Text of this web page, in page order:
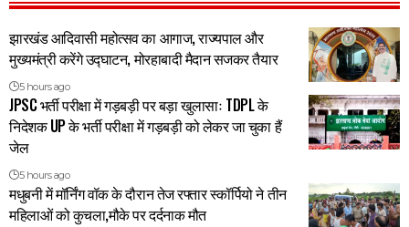
झारखंड आदिवासी महोत्सव का आगाज, राज्यपाल और
मुख्यमंत्री करेंगे उद्घाटन, मोरहाबादी मैदान सजकर तैयार
5 hours ago
JPSC भर्ती परीक्षा में गड़बड़ी पर बड़ा खुलासाः TDPL के
निदेशक UP के भर्ती परीक्षा में गड़बड़ी को लेकर जा चुका हैं
जेल
5 hours ago
मधुबनी में मॉर्निंग वॉक के दौरान तेज रफ्तार स्कॉर्पियो ने तीन
महिलाओं को कुचला,मौके पर दर्दनाक मौत